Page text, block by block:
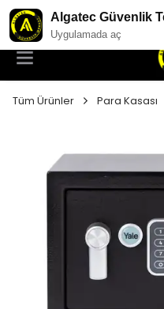
YENI NESIL
Tüm Ürünler Para Kasası
Algatec Güvenlik
Uygulamada aç